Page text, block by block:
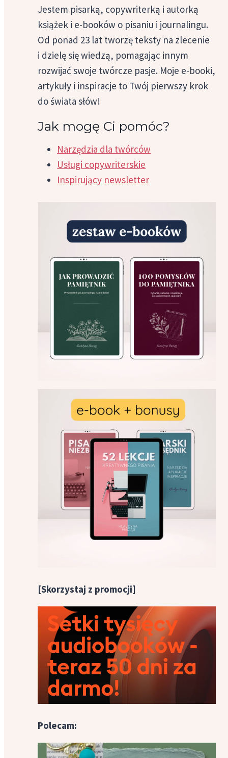
Jestem pisarką, copywriterką i autorką
książek i e-booków o pisaniu i journalingu.
Od ponad 23 lat tworzę teksty na zlecenie
i dzielę się wiedzą, pomagając innym
rozwijać swoje twórcze pasje. Moje e-booki,
artykuły i inspiracje to Twój pierwszy krok
do świata słów!
Jak mogę Ci pomóc?
Narzędzia dla twórców
Usługi copywriterskie
Inspirujący newsletter
[Skorzystaj z promocji]
Polecam: